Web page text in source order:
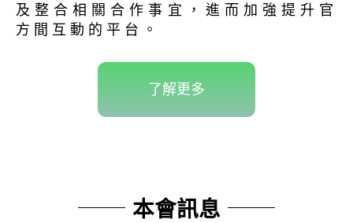
及整合相關合作事宜，進而加強提升官
方間互動的平台。
了解更多
本會訊息